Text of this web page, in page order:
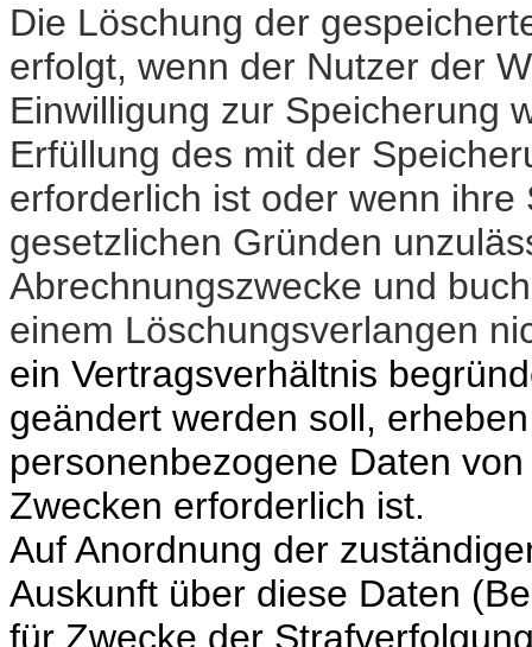
Die Löschung der
erfolgt, wenn der Nutzer der
Einwilligung zur Speicherung
Erfüllung des mit der
erforderlich ist oder wenn
gesetzlichen Gründen
Abrechnungszwecke und
einem Löschungsverlangen
ein Vertragsverhältnis
geändert werden soll,
personenbezogene Daten
Zwecken erforderlich ist.
Auf Anordnung der
Auskunft über diese Daten
für Zwecke der